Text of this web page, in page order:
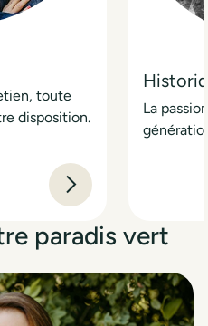
toute
disposition.
La
paradis vert